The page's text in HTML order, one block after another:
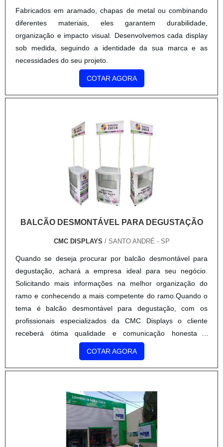
especializadas, com conhecimento técnico no ramo para os
melhores resultados. A Prima Rica, por exemplo, tem mais
de 15 anos de experiência e é reconhecida pela alta
qualidade em produtos de comunicação visual..
BALCÃO DESMONTÁVEL PARA DEGUSTAÇÃO
/ SANTO ANDRÉ - SP
Quando se deseja procurar por balcão desmontável para
degustação, achará a empresa ideal para seu negócio.
Solicitando mais informações na melhor organização do
tema é balcão desmontável para degustação, com os
profissionais especializados da CMC Displays o cliente
transparente.MAIS SOBRE BALCÃO DESMONTÁVEL PARA
DEGUSTAÇÃOA CMC Displays canaliza seus recursos em
criar para cada cliente uma estrutura com escritório de alta
qualidade onde são realizadas as atividades e estrutura
suficiente para atender todas as demandas, tudo para
oferecer balcão desmontável para degustação com
proteção.Há muitas maneiras eficientes de uma empresa
demonstrar competência, excelência e destaque em sua
resultados; Comunicação honesta e transparente;
Referência no mercado de produtos promocionais.Ainda
focando na qualidade em balcão desmontável para
degustação, na essência da empresa, a mesma deve prezar
COTAR AGORA
SERVIÇOS DE COMUNICAÇÃO VISUAL
NOVASINSEG/ SP